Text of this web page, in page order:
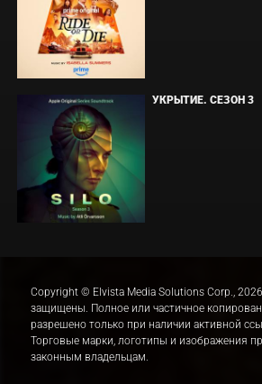
УКРЫТИЕ. СЕЗОН 3
Copyright © Elvista Media Solutions Corp.,
защищены. Полное или частичное
разрешено только при наличии активной
Торговые марки, логотипы и изображения
законным владельцам.